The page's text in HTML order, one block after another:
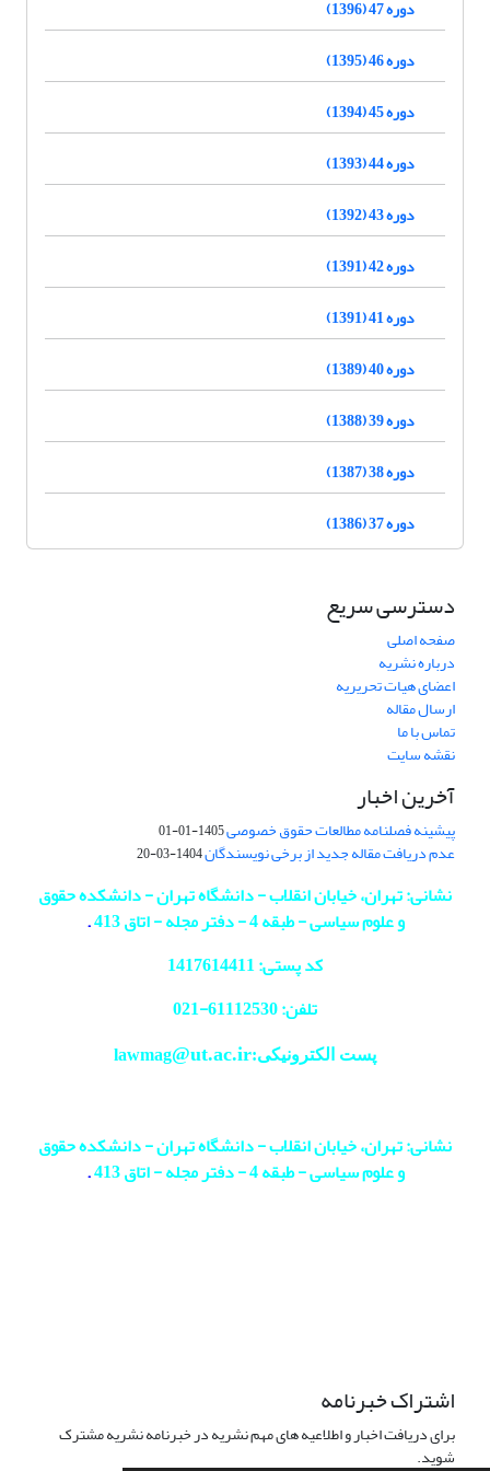
دوره 47 (1396)
دوره 46 (1395)
دوره 45 (1394)
دوره 44 (1393)
دوره 43 (1392)
دوره 42 (1391)
دوره 41 (1391)
دوره 40 (1389)
دوره 39 (1388)
دوره 38 (1387)
دوره 37 (1386)
دسترسی سریع
صفحه اصلی
درباره نشریه
اعضای هیات تحریریه
ارسال مقاله
تماس با ما
نقشه سایت
آخرین اخبار
پیشینه فصلنامه مطالعات حقوق خصوصی1405-01-01
عدم دریافت مقاله جدید از برخی نویسندگان1404-03-20
نشانی: تهران، خیابان انقلاب - دانشگاه تهران - دانشکده حقوق
و علوم سیاسی - طبقه 4 - دفتر مجله - اتاق 413
.
کد پستی: 1417614411
تلفن: 61112530-
021
پست الکترونیکی:lawmag@ut.ac.ir
نشانی: تهران، خیابان انقلاب - دانشگاه تهران - دانشکده حقوق
و علوم سیاسی - طبقه 4 - دفتر مجله - اتاق 413
.
اشتراک خبرنامه
برای دریافت اخبار و اطلاعیه های مهم نشریه در خبرنامه نشریه مشترک
شوید.